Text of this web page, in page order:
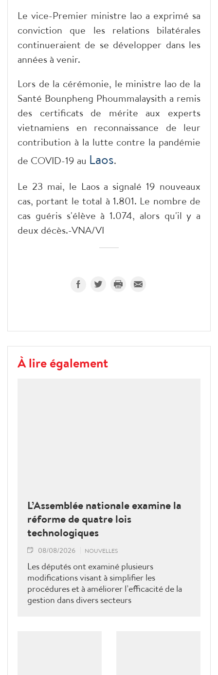
Le vice-Premier ministre lao a exprimé sa
conviction que les relations bilatérales
continueraient de se développer dans les
années à venir.
Lors de la cérémonie, le ministre lao de la
Santé Bounpheng Phoummalaysith a remis
des certificats de mérite aux experts
vietnamiens en reconnaissance de leur
contribution à la lutte contre la pandémie
de COVID-19 au Laos.
Le 23 mai, le Laos a signalé 19 nouveaux
cas, portant le total à 1.801. Le nombre de
cas guéris s'élève à 1.074, alors qu'il y a
deux décès.-VNA/VI
À lire également
L’Assemblée nationale examine la
réforme de quatre lois
technologiques
08/08/2026 NOUVELLES
Les députés ont examiné plusieurs
modifications visant à simplifier les
procédures et à améliorer l’efficacité de la
gestion dans divers secteurs